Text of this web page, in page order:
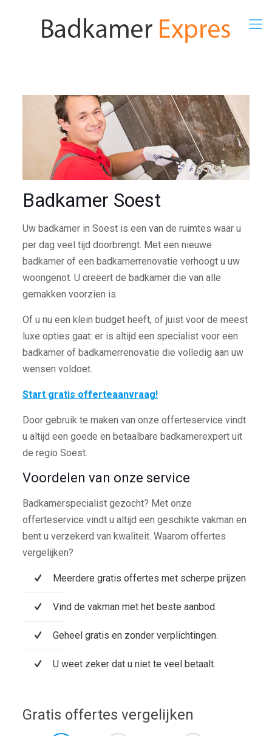
Badkamer Soest
Uw badkamer in Soest is een van de ruimtes waar u
per dag veel tijd doorbrengt. Met een nieuwe
badkamer of een badkamerrenovatie verhoogt u uw
woongenot. U creëert de badkamer die van alle
gemakken voorzien is.
Of u nu een klein budget heeft, of juist voor de meest
luxe opties gaat: er is altijd een specialist voor een
badkamer of badkamerrenovatie die volledig aan uw
wensen voldoet.
Start gratis offerteaanvraag!
Door gebruik te maken van onze offerteservice vindt
u altijd een goede en betaalbare badkamerexpert uit
de regio Soest.
Voordelen van onze service
Badkamerspecialist gezocht? Met onze
offerteservice vindt u altijd een geschikte vakman en
bent u verzekerd van kwaliteit. Waarom offertes
vergelijken?
Meerdere gratis offertes met scherpe prijzen
Vind de vakman met het beste aanbod.
Geheel gratis en zonder verplichtingen.
U weet zeker dat u niet te veel betaalt.
Gratis offertes vergelijken